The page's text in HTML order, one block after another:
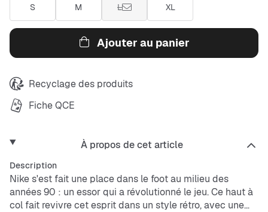
S M L XL
Ajouter au panier
Recyclage des produits
Fiche QCE
À propos de cet article
Description
Nike s'est fait une place dans le foot au milieu des
années 90 : un essor qui a révolutionné le jeu. Ce haut à
col fait revivre cet esprit dans un style rétro, avec une